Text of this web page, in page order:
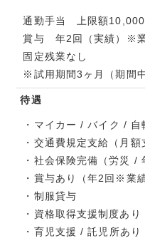
通勤手当 上限額10,000
賞与 年2回（実績）※業
固定残業なし
※試用期間3ヶ月（期間
待遇
・マイカー / バイク / 自
・交通費規定支給（月
・社会保険完備（労災 /
・賞与あり（年2回※業
・制服貸与
・資格取得支援制度あり
・育児支援 / 託児所あり